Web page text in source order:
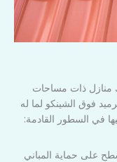
منازل ذات مساحات
فوق الشينكو لما له
في السطور القادمة:
على حماية المباني